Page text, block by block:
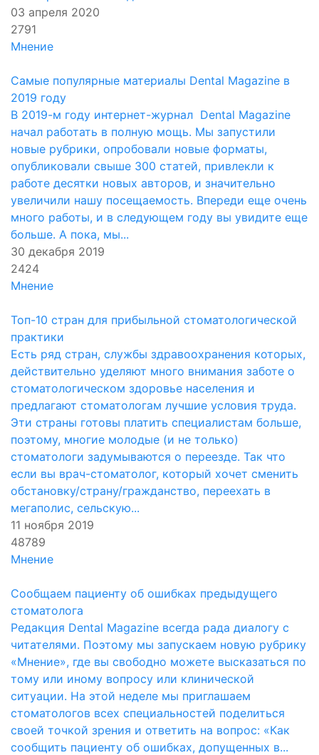
03 апреля 2020
2791
Мнение
Самые популярные материалы Dental Magazine в
2019 году
В 2019-м году интернет-журнал Dental Magazine
начал работать в полную мощь. Мы запустили
новые рубрики, опробовали новые форматы,
опубликовали свыше 300 статей, привлекли к
работе десятки новых авторов, и значительно
увеличили нашу посещаемость. Впереди еще очень
много работы, и в следующем году вы увидите еще
больше. А пока, мы...
30 декабря 2019
2424
Мнение
Топ-10 стран для прибыльной стоматологической
практики
Есть ряд стран, службы здравоохранения которых,
действительно уделяют много внимания заботе о
стоматологическом здоровье населения и
предлагают стоматологам лучшие условия труда.
Эти страны готовы платить специалистам больше,
поэтому, многие молодые (и не только)
стоматологи задумываются о переезде. Так что
если вы врач-стоматолог, который хочет сменить
обстановку/страну/гражданство, переехать в
мегаполис, сельскую...
11 ноября 2019
48789
Мнение
Сообщаем пациенту об ошибках предыдущего
стоматолога
Редакция Dental Magazine всегда рада диалогу с
читателями. Поэтому мы запускаем новую рубрику
«Мнение», где вы свободно можете высказаться по
тому или иному вопросу или клинической
ситуации. На этой неделе мы приглашаем
стоматологов всех специальностей поделиться
своей точкой зрения и ответить на вопрос: «Как
сообщить пациенту об ошибках, допущенных в...